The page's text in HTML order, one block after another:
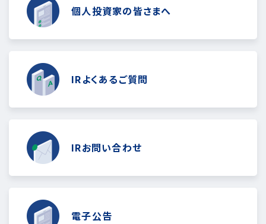
個人投資家の皆さまへ
IRよくあるご質問
IRお問い合わせ
電子公告